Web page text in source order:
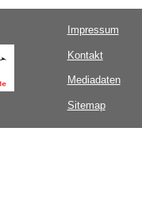
Impressum
Kontakt
Mediadaten
Sitemap